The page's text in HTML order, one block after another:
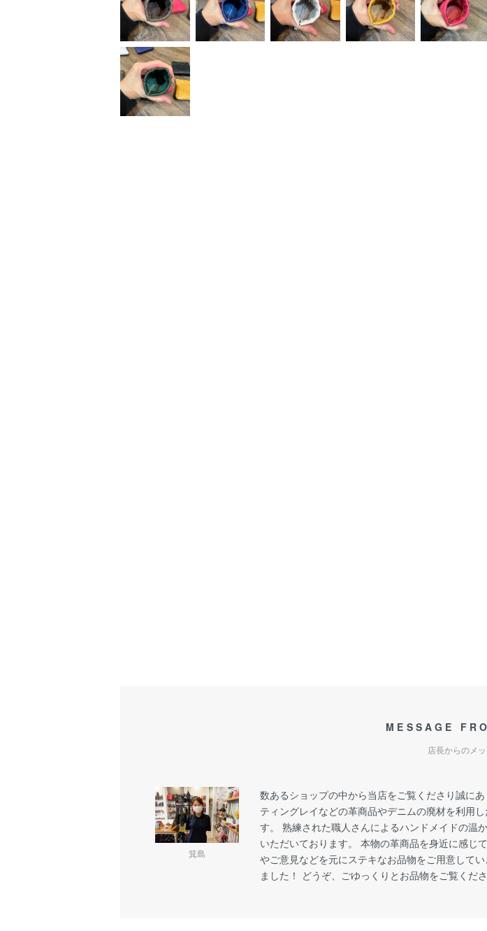
MESSAGE
店長からのメ
箕島
数あるショップの中から当店をご覧くださり誠に
ティングレイなどの革商品やデニムの廃材を利用
す。 熟練された職人さんによるハンドメイドの温
いただいております。 本物の革商品を身近に感じ
やご意見などを元にステキなお品物をご用意して
ました！ どうぞ、ごゆっくりとお品物をご覧くださ